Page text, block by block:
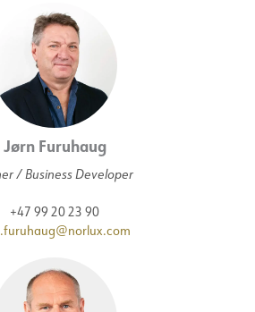
Jørn Furuhaug
/ Business Developer
+47 99 20 23 90